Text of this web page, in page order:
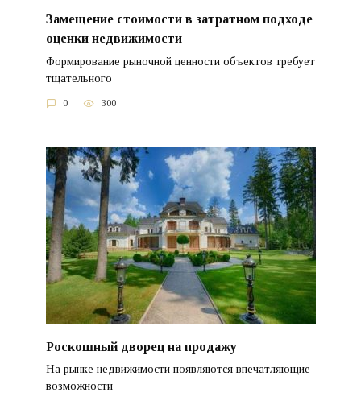
Замещение стоимости в затратном подходе
оценки недвижимости
Формирование рыночной ценности объектов требует
тщательного
0 300
Роскошный дворец на продажу
На рынке недвижимости появляются впечатляющие
возможности